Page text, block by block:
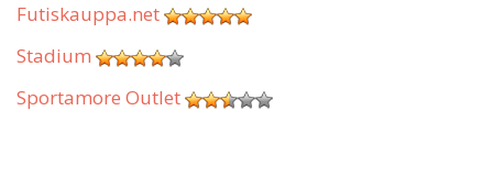
Futiskauppa.net
Stadium
Sportamore Outlet